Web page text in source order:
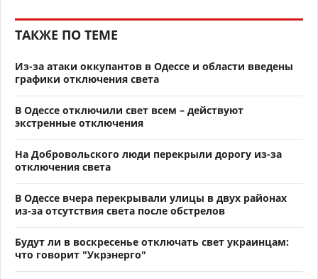
ТАКЖЕ ПО ТЕМЕ
Из-за атаки оккупантов в Одессе и области введены
графики отключения света
В Одессе отключили свет всем – действуют
экстренные отключения
На Добровольского люди перекрыли дорогу из-за
отключения света
В Одессе вчера перекрывали улицы в двух районах
из-за отсутствия света после обстрелов
Будут ли в воскресенье отключать свет украинцам:
что говорит "Укрэнерго"